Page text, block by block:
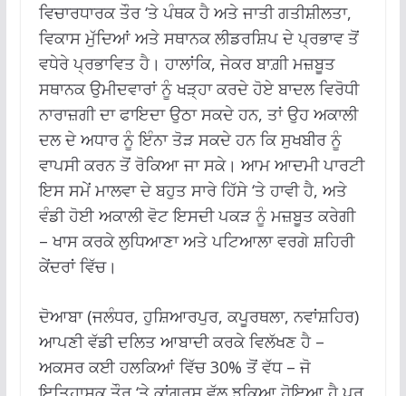
ਵਿਚਾਰਧਾਰਕ ਤੌਰ ‘ਤੇ ਪੰਥਕ ਹੈ ਅਤੇ ਜਾਤੀ ਗਤੀਸ਼ੀਲਤਾ,
ਵਿਕਾਸ ਮੁੱਦਿਆਂ ਅਤੇ ਸਥਾਨਕ ਲੀਡਰਸ਼ਿਪ ਦੇ ਪ੍ਰਭਾਵ ਤੋਂ
ਵਧੇਰੇ ਪ੍ਰਭਾਵਿਤ ਹੈ। ਹਾਲਾਂਕਿ, ਜੇਕਰ ਬਾਗ਼ੀ ਮਜ਼ਬੂਤ
ਸਥਾਨਕ ਉਮੀਦਵਾਰਾਂ ਨੂੰ ਖੜ੍ਹਾ ਕਰਦੇ ਹੋਏ ਬਾਦਲ ਵਿਰੋਧੀ
ਨਾਰਾਜ਼ਗੀ ਦਾ ਫਾਇਦਾ ਉਠਾ ਸਕਦੇ ਹਨ, ਤਾਂ ਉਹ ਅਕਾਲੀ
ਦਲ ਦੇ ਅਧਾਰ ਨੂੰ ਇੰਨਾ ਤੋੜ ਸਕਦੇ ਹਨ ਕਿ ਸੁਖਬੀਰ ਨੂੰ
ਵਾਪਸੀ ਕਰਨ ਤੋਂ ਰੋਕਿਆ ਜਾ ਸਕੇ। ਆਮ ਆਦਮੀ ਪਾਰਟੀ
ਇਸ ਸਮੇਂ ਮਾਲਵਾ ਦੇ ਬਹੁਤ ਸਾਰੇ ਹਿੱਸੇ ‘ਤੇ ਹਾਵੀ ਹੈ, ਅਤੇ
ਵੰਡੀ ਹੋਈ ਅਕਾਲੀ ਵੋਟ ਇਸਦੀ ਪਕੜ ਨੂੰ ਮਜ਼ਬੂਤ ਕਰੇਗੀ
– ਖਾਸ ਕਰਕੇ ਲੁਧਿਆਣਾ ਅਤੇ ਪਟਿਆਲਾ ਵਰਗੇ ਸ਼ਹਿਰੀ
ਕੇਂਦਰਾਂ ਵਿੱਚ।
ਦੋਆਬਾ (ਜਲੰਧਰ, ਹੁਸ਼ਿਆਰਪੁਰ, ਕਪੂਰਥਲਾ, ਨਵਾਂਸ਼ਹਿਰ)
ਆਪਣੀ ਵੱਡੀ ਦਲਿਤ ਆਬਾਦੀ ਕਰਕੇ ਵਿਲੱਖਣ ਹੈ –
ਅਕਸਰ ਕਈ ਹਲਕਿਆਂ ਵਿੱਚ 30% ਤੋਂ ਵੱਧ – ਜੋ